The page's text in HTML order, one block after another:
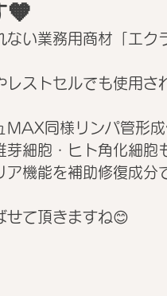
🧡
い業務用商材「エク
レストセルでも使用
MAX同様リンパ管形
芽細胞・ヒト角化細胞
ア機能を補助修復成分
せて頂きますね😊